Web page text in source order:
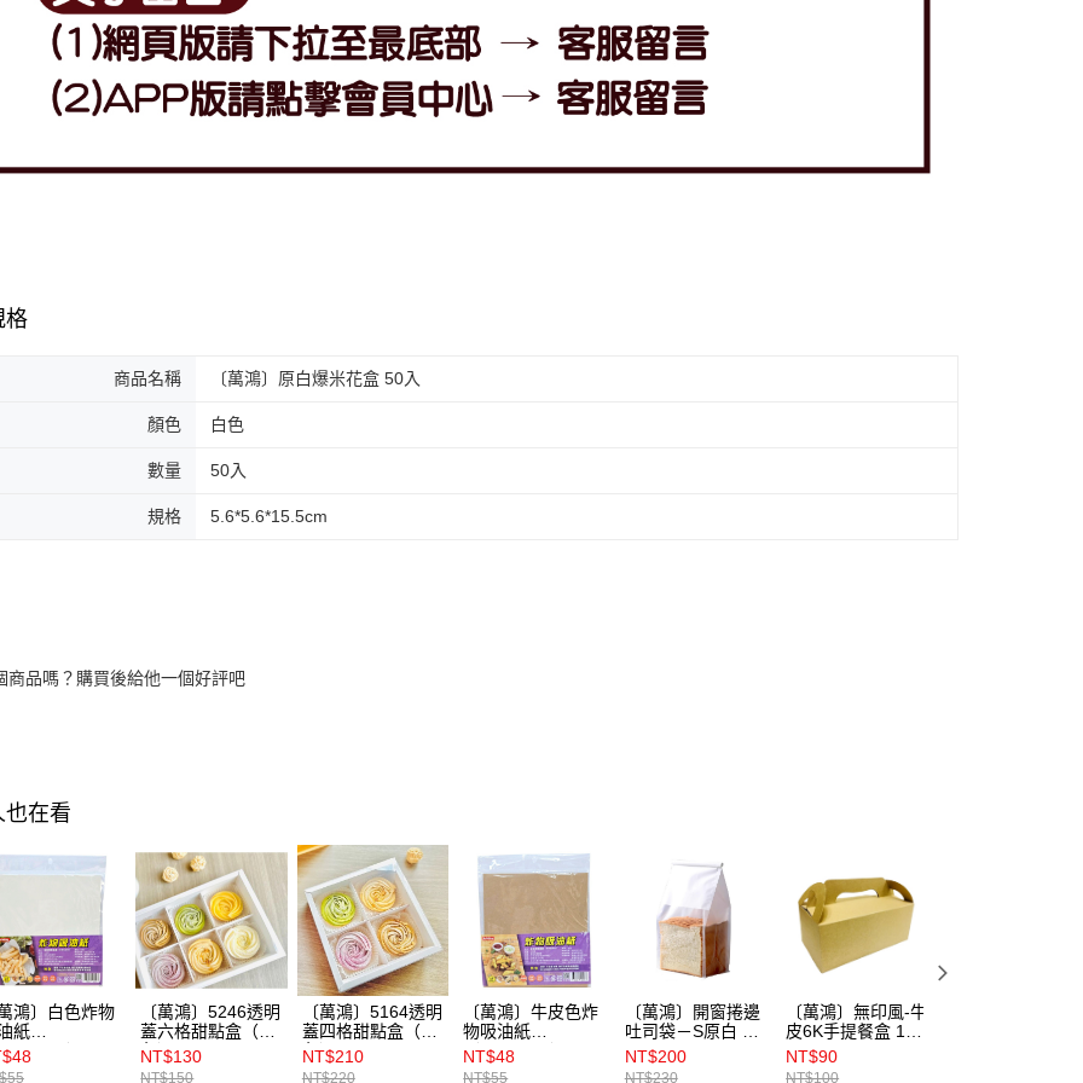
格
商品名稱 〔萬鴻〕原白爆米花盒 50入
顏色 白色
數量 50入
規格 5.6*5.6*15.5cm
商品嗎？購買後給他一個好評吧
也在看
鴻〕白色炸物
紙
）50入
〔萬鴻〕5246透明
蓋六格甜點盒（白
色）5入
NT$130
NT$150
〔萬鴻〕5164透明
蓋四格甜點盒（白
色）10入
NT$210
NT$220
〔萬鴻〕牛皮色炸
物吸油紙
（22x20cm）50入
NT$48
NT$55
〔萬鴻〕開窗捲邊
吐司袋－S原白 50
入
NT$200
NT$230
〔萬鴻〕無印風-牛
皮6K手提餐盒 10
入
NT$90
NT$100